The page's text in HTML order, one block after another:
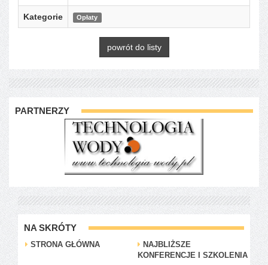
Kategorie Opłaty
powrót do listy
PARTNERZY
NA SKRÓTY
STRONA GŁÓWNA
NAJBLIŻSZE
KONFERENCJE I SZKOLENIA